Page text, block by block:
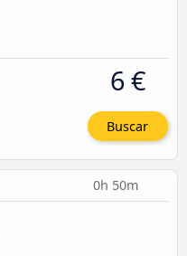
6 €
Buscar
0h 50m